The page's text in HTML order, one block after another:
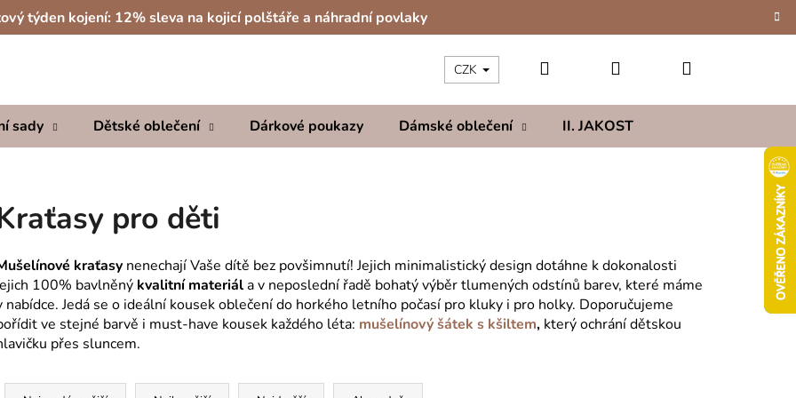
týden kojení: 12% sleva na kojicí polštáře a náhradní povlaky
sady Dětské oblečení Dárkové poukazy Dámské oblečení II. JAKOST
CZK Hledat PřihlášeníNákupní
pro děti
kraťasy nenechají Vaše dítě bez povšimnutí! Jejich minimalistický design dotáhne k dokonalosti
100% bavlněný kvalitní materiála v neposlední řadě bohatý výběr tlumených odstínů barev, které máme
nabídce. Jedá se o ideální kousek oblečení do horkého letního počasí pro kluky i pro holky. Doporučujeme
ve stejné barvě i must-have kousek každého léta: mušelínový šátek s kšiltem, který ochrání dětskou
přes sluncem.
Ř
Co potřebujete najít?